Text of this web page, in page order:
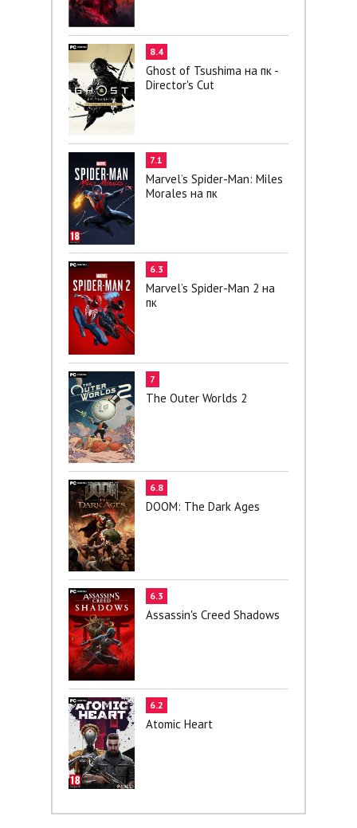
8.4
Ghost of Tsushima на пк -
Director's Cut
7.1
Marvel’s Spider-Man: Miles
Morales на пк
6.3
Marvel’s Spider-Man 2 на
пк
7
The Outer Worlds 2
6.8
DOOM: The Dark Ages
6.3
Assassin's Creed Shadows
6.2
Atomic Heart